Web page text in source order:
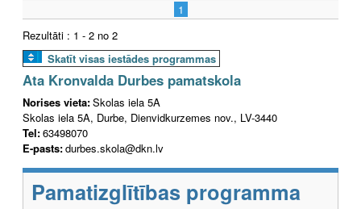
1
Rezultāti : 1 - 2 no 2
Skatīt visas iestādes programmas
Ata Kronvalda Durbes pamatskola
Norises vieta:Skolas iela 5A
Skolas iela 5A, Durbe, Dienvidkurzemes nov., LV-3440
Tel:63498070
E-pasts:durbes.skola@dkn.lv
Pamatizglītības programma